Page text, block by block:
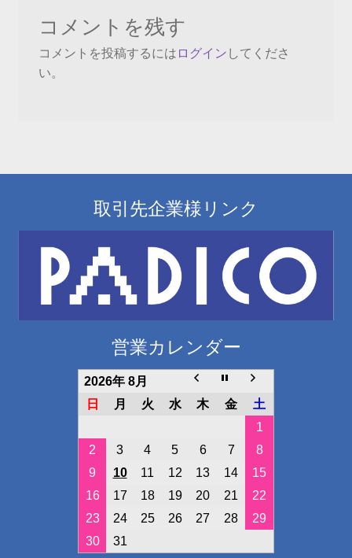
ゲ
ー
コメントを残す
コメントを投稿するには ログイン してくださ
い。
取引先企業様リンク
営業カレンダー
2026年 8月
日
月 火 水 木 金
土
1
2
3 4 5 6 7
8
9
10 11 12 13 14
15
16
17 18 19 20 21
22
23
24 25 26 27 28
29
30
31